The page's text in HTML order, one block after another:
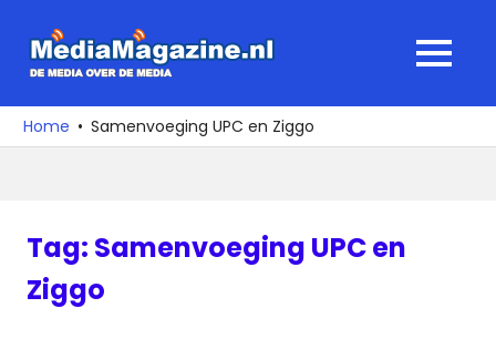
naar
media
over
MENU
Home Samenvoeging UPC en Ziggo
Tag: Samenvoeging UPC en
Ziggo